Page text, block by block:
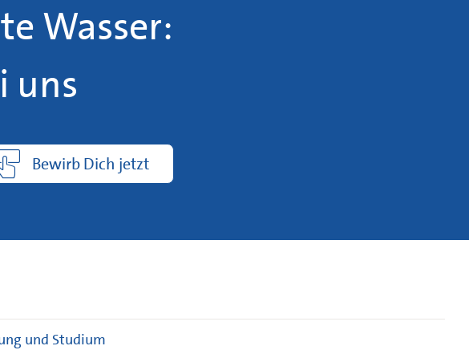
Wasser:
uns
Bewirb Dich jetzt
und Studium